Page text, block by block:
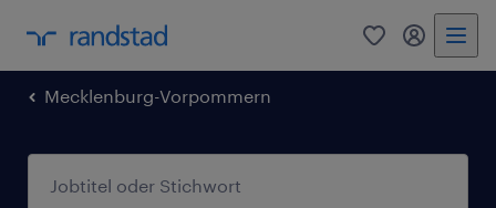
0 Mein
Mecklenburg-Vorpommern